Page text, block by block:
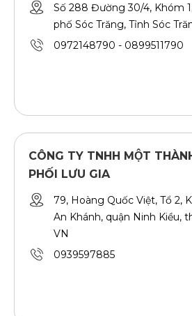
Số 288 Đường 30/4, Khóm
phố Sóc Trăng, Tỉnh Sóc
0972148790 - 0899511790
CÔNG TY TNHH MỘT
PHỐI LƯU GIA
79, Hoàng Quốc Việt, Tổ 2,
An Khánh, quận Ninh Kiều,
VN
0939597885